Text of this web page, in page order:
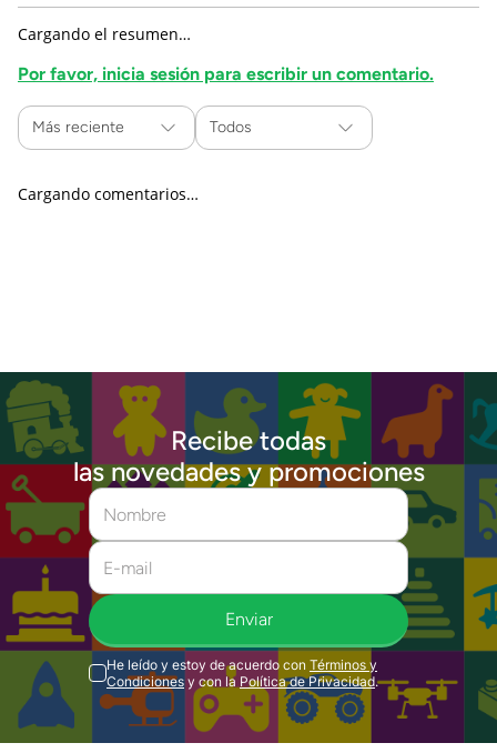
Cargando el resumen…
Por favor, inicia sesión para escribir un comentario.
Más reciente Todos
Cargando comentarios…
Recibe todas
las novedades y promociones
Enviar
He leído y estoy de acuerdo con Términos y
Condiciones y con la Política de Privacidad.